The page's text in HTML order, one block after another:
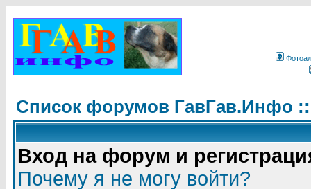
Список форумов ГавГав.Инфо
Вход на форум и
Почему я не могу войти?